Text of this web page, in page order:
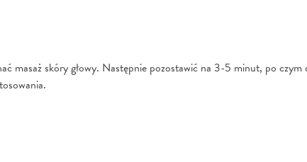
masaż skóry głowy. Następnie pozostawić na 3-5 minut, po czym